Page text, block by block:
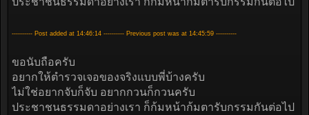
---------- Post added at 14:46:14 ---------- Previous post was at 14:45:59 ----------
ขอนับถือครับ
อยากให้ตำรวจเจอของจริงแบบพี่บ้างครับ
ไม่ใช่อยากจับก็จับ อยากกวนก็กวนครับ
ประชาชนธรรมดาอย่างเรา ก็ก้มหน้าก้มตารับกรรมกันต่อไป